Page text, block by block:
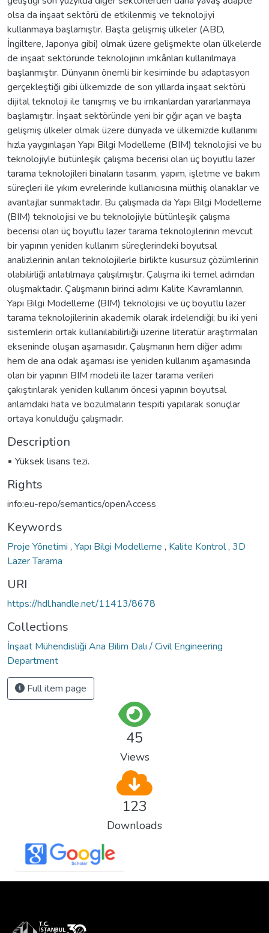
olsa da inşaat sektörü de etkilenmiş ve teknolojiyi
kullanmaya başlamıştır. Başta gelişmiş ülkeler (ABD,
İngiltere, Japonya gibi) olmak üzere gelişmekte olan ülkelerde
de inşaat sektöründe teknolojinin imkânları kullanılmaya
başlanmıştır. Dünyanın önemli bir kesiminde bu adaptasyon
gerçekleştiği gibi ülkemizde de son yıllarda inşaat sektörü
dijital teknoloji ile tanışmış ve bu imkanlardan yararlanmaya
başlamıştır. İnşaat sektöründe yeni bir çığır açan ve başta
gelişmiş ülkeler olmak üzere dünyada ve ülkemizde kullanımı
hızla yaygınlaşan Yapı Bilgi Modelleme (BIM) teknolojisi ve bu
teknolojiyle bütünleşik çalışma becerisi olan üç boyutlu lazer
tarama teknolojileri binaların tasarım, yapım, işletme ve bakım
süreçleri ile yıkım evrelerinde kullanıcısına müthiş olanaklar ve
avantajlar sunmaktadır. Bu çalışmada da Yapı Bilgi Modelleme
(BIM) teknolojisi ve bu teknolojiyle bütünleşik çalışma
becerisi olan üç boyutlu lazer tarama teknolojilerinin mevcut
bir yapının yeniden kullanım süreçlerindeki boyutsal
analizlerinin anılan teknolojilerle birlikte kusursuz çözümlerinin
olabilirliği anlatılmaya çalışılmıştır. Çalışma iki temel adımdan
oluşmaktadır. Çalışmanın birinci adımı Kalite Kavramlarının,
Yapı Bilgi Modelleme (BIM) teknolojisi ve üç boyutlu lazer
tarama teknolojilerinin akademik olarak irdelendiği; bu iki yeni
sistemlerin ortak kullanılabilirliği üzerine literatür araştırmaları
ekseninde oluşan aşamasıdır. Çalışmanın hem diğer adımı
hem de ana odak aşaması ise yeniden kullanım aşamasında
olan bir yapının BIM modeli ile lazer tarama verileri
çakıştırılarak yeniden kullanım öncesi yapının boyutsal
anlamdaki hata ve bozulmaların tespiti yapılarak sonuçlar
ortaya konulduğu çalışmadır.
Description
▪ Yüksek lisans tezi.
Rights
info:eu-repo/semantics/openAccess
Keywords
Proje Yönetimi , Yapı Bilgi Modelleme , Kalite Kontrol, 3D
Lazer Tarama
URI
https://hdl.handle.net/11413/8678
Collections
İnşaat Mühendisliği Ana Bilim Dalı / Civil Engineering
Department
Full item page
45
Views
123
Downloads